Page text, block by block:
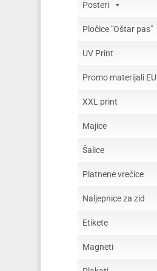
Posteri
Pločice "Oštar pas"
UV Print
Promo materijali EU
XXL print
Majice
Šalice
Platnene vrećice
Naljepnice za zid
Etikete
Magneti